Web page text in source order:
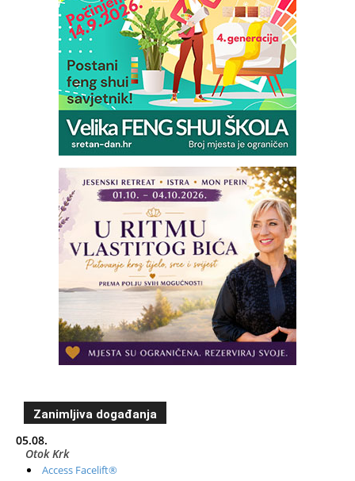
Zanimljiva događanja
05.08.
Otok Krk
Access Facelift®